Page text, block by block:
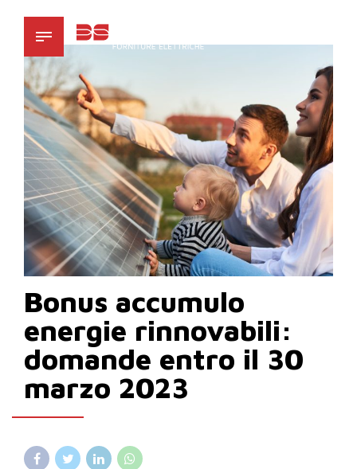
Bonus accumulo
energie rinnovabili:
domande entro il 30
marzo 2023